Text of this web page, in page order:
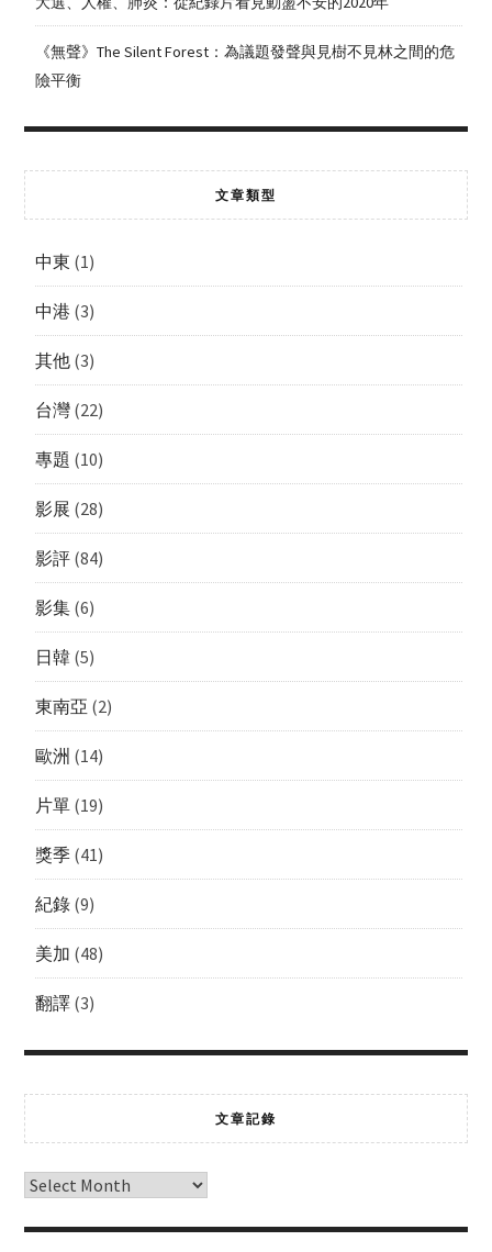
《無聲》The Silent Forest：為議題發聲與見樹不見林之間的危
險平衡
文章類型
中東 (1)
中港 (3)
其他(3)
台灣(22)
專題 (10)
影展 (28)
影評(84)
影集(6)
日韓(5)
東南亞 (2)
歐洲 (14)
片單(19)
獎季(41)
紀錄(9)
美加 (48)
翻譯(3)
文章記錄